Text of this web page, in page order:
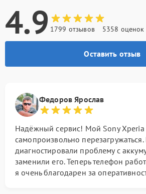
4.9 1799 отзывов 5358 оценок
Оставить отзыв
Федоров Ярослав
Надёжный сервис! Мой Sony Xperia
самопроизвольно
диагностировали проблему с
заменили его. Теперь телефон
я очень благодарен за